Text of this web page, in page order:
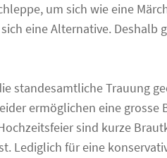
um sich wie eine
eine Alternative. Deshalb
standesamtliche Trauung
ermöglichen eine
sind kurze
Lediglich für eine